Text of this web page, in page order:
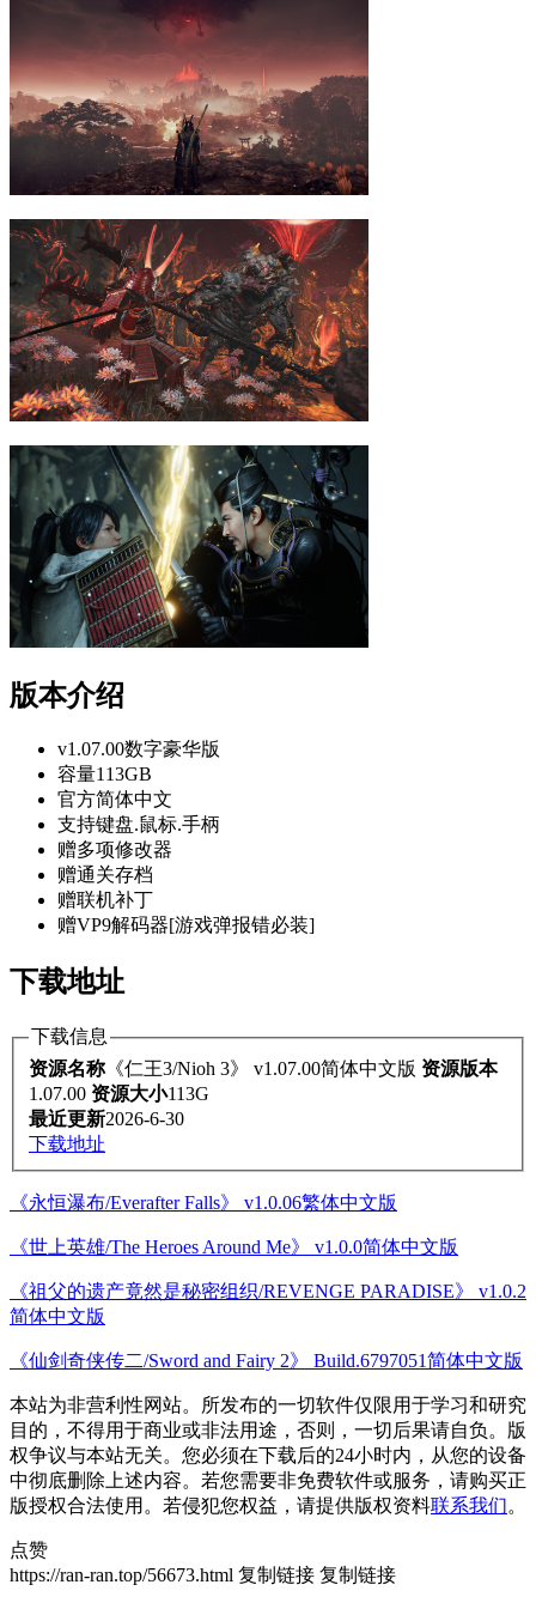
版本介绍
v1.07.00数字豪华版
容量113GB
官方简体中文
支持键盘.鼠标.手柄
赠多项修改器
赠通关存档
赠联机补丁
赠VP9解码器[游戏弹报错必装]
下载地址
下载信息
资源名称《仁王3/Nioh 3》 v1.07.00简体中文版 资源版本
1.07.00 资源大小113G
最近更新2026-6-30
下载地址
《永恒瀑布/Everafter Falls》 v1.0.06繁体中文版
《世上英雄/The Heroes Around Me》 v1.0.0简体中文版
《祖父的遗产竟然是秘密组织/REVENGE PARADISE》 v1.0.2
简体中文版
《仙剑奇侠传二/Sword and Fairy 2》 Build.6797051简体中文版
本站为非营利性网站。所发布的一切软件仅限用于学习和研究
目的，不得用于商业或非法用途，否则，一切后果请自负。版
权争议与本站无关。您必须在下载后的24小时内，从您的设备
中彻底删除上述内容。若您需要非免费软件或服务，请购买正
版授权合法使用。若侵犯您权益，请提供版权资料联系我们。
点赞
https://ran-ran.top/56673.html 复制链接 复制链接